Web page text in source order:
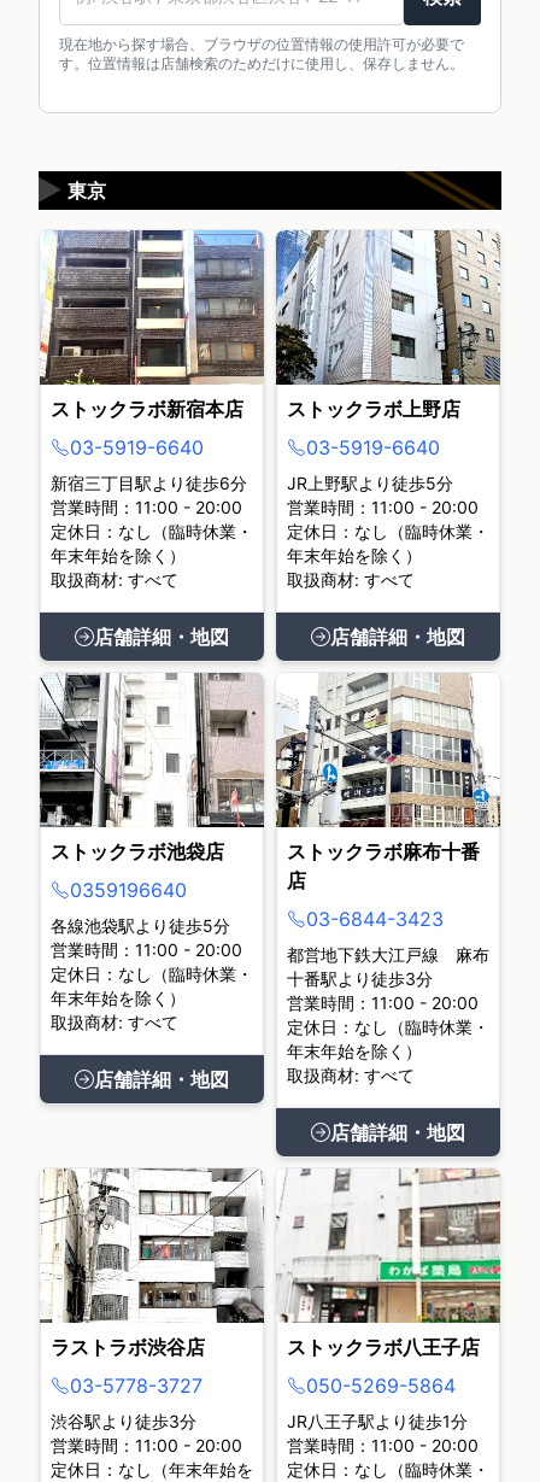
現在地から探す場合、ブラウザの位置情報の使用許可が必要で
す。位置情報は店舗検索のためだけに使用し、保存しません。
東京
▶
ストックラボ新宿本店
03-5919-6640
新宿三丁目駅より徒歩6分
営業時間：11:00 - 20:00
定休日：なし（臨時休業・
年末年始を除く）
取扱商材: すべて
店舗詳細・地図
ストックラボ上野店
03-5919-6640
JR上野駅より徒歩5分
営業時間：11:00 - 20:00
定休日：なし（臨時休業・
年末年始を除く）
取扱商材: すべて
店舗詳細・地図
ストックラボ池袋店
0359196640
各線池袋駅より徒歩5分
営業時間：11:00 - 20:00
定休日：なし（臨時休業・
年末年始を除く）
取扱商材: すべて
店舗詳細・地図
ストックラボ麻布十番
店
03-6844-3423
都営地下鉄大江戸線 麻布
十番駅より徒歩3分
営業時間：11:00 - 20:00
定休日：なし（臨時休業・
年末年始を除く）
取扱商材: すべて
店舗詳細・地図
ラストラボ渋谷店
03-5778-3727
渋谷駅より徒歩3分
営業時間：11:00 - 20:00
定休日：なし（年末年始を
ストックラボ八王子店
050-5269-5864
JR八王子駅より徒歩1分
営業時間：11:00 - 20:00
定休日：なし（臨時休業・